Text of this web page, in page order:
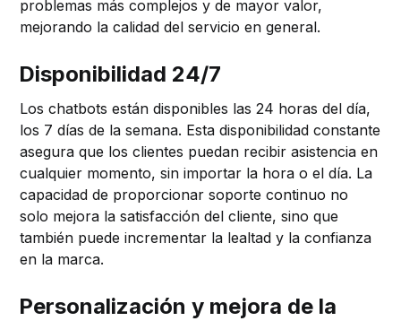
problemas más complejos y de mayor valor,
mejorando la calidad del servicio en general.
Disponibilidad 24/7
Los chatbots están disponibles las 24 horas del día,
los 7 días de la semana. Esta disponibilidad constante
asegura que los clientes puedan recibir asistencia en
cualquier momento, sin importar la hora o el día. La
capacidad de proporcionar soporte continuo no
solo mejora la satisfacción del cliente, sino que
también puede incrementar la lealtad y la confianza
en la marca.
Personalización y mejora de la